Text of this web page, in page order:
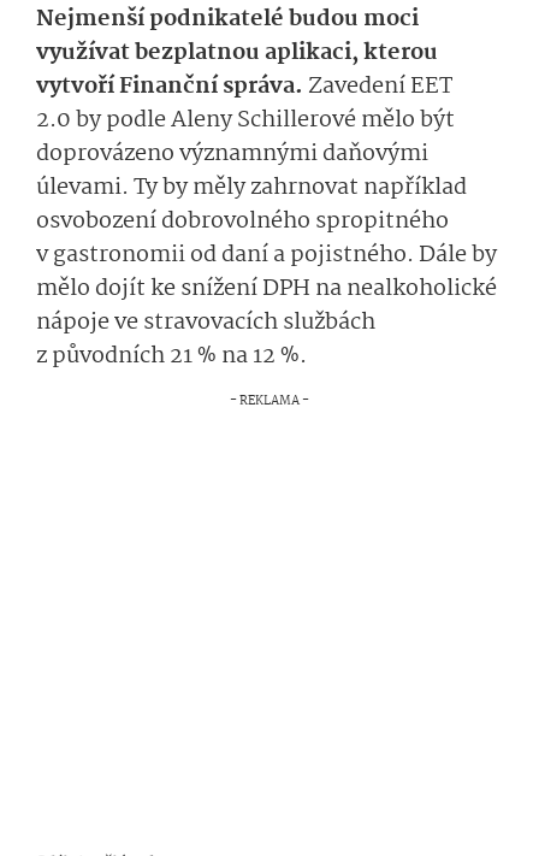
Nejmenší podnikatelé budou moci
využívat bezplatnou aplikaci, kterou
vytvoří Finanční správa. Zavedení EET
2.0 by podle Aleny Schillerové mělo být
doprovázeno významnými daňovými
úlevami. Ty by měly zahrnovat například
osvobození dobrovolného spropitného
v gastronomii od daní a pojistného. Dále by
mělo dojít ke snížení DPH na nealkoholické
nápoje ve stravovacích službách
z původních 21 % na 12 %.